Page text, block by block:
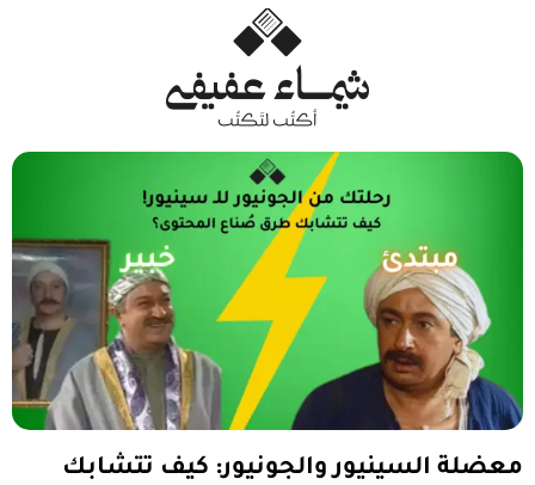
معضلة السينيور والجونيور: كيف تتشابك